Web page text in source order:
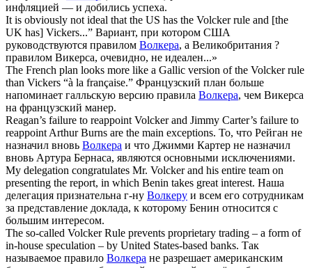
инфляцией — и добились успеха.
It is obviously not ideal that the US has the Volckerrule and [the
UK has] Vickers...” Вариант, при котором США
руководствуются правилом Волкера, а Великобритания ?
правилом Викерса, очевидно, не идеален...»
The French plan looks more like a Gallic version of the Volckerrule
than Vickers “à la française.” Французский план больше
напоминает галльскую версию правила Волкера, чем Викерса
на французский манер.
Reagan’s failure to reappointVolckerand Jimmy Carter’s failure to
reappoint Arthur Burns are the main exceptions. То, что Рейган не
назначил вновь Волкера и что Джимми Картер не назначил
вновь Артура Бернаса, являются основными исключениями.
My delegation congratulates Mr. Volckerand his entire team on
presenting the report, in which Benin takes great interest. Наша
делегация признательна г-ну Волкеру и всем его сотрудникам
за представление доклада, к которому Бенин относится с
большим интересом.
The so-called VolckerRule prevents proprietary trading – a form of
in-house speculation – by United States-based banks. Так
называемое правило Волкера не разрешает американским